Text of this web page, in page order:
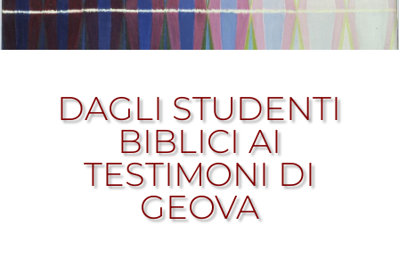
DAGLI STUDENTI
BIBLICI AI
TESTIMONI DI
GEOVA